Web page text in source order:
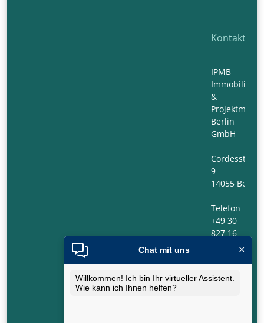
Kontakt
IPMB
Immobilien-
&
Berlin
GmbH
Cordesstraße
9
14055 Berlin
Telefon
+49 30
827 16
827 16
Chat mit uns ×
Willkommen! Ich bin Ihr virtueller Assistent.
Wie kann ich Ihnen helfen?